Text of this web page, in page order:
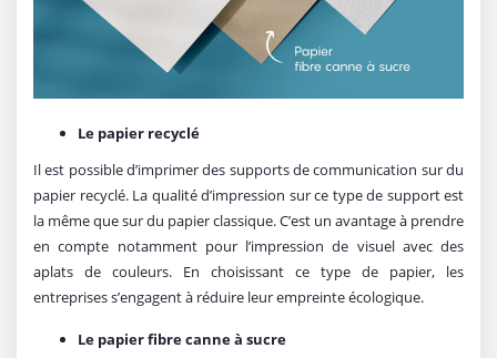
Le papier recyclé
Il est possible d’imprimer des supports de communication sur du
papier recyclé. La qualité d’impression sur ce type de support est
la même que sur du papier classique. C’est un avantage à prendre
en compte notamment pour l’impression de visuel avec des
aplats de couleurs. En choisissant ce type de papier, les
entreprises s’engagent à réduire leur empreinte écologique.
Le papier fibre canne à sucre